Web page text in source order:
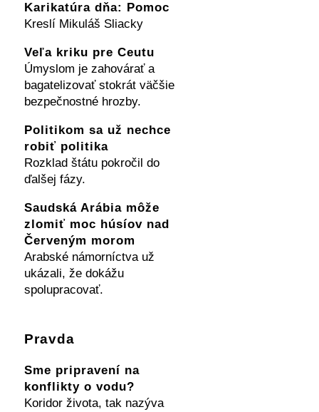
Karikatúra dňa: Pomoc
Kreslí Mikuláš Sliacky
Veľa kriku pre Ceutu
Úmyslom je zahovárať a
bagatelizovať stokrát väčšie
bezpečnostné hrozby.
Politikom sa už nechce
robiť politika
Rozklad štátu pokročil do
ďalšej fázy.
Saudská Arábia môže
zlomiť moc húsíov nad
Červeným morom
Arabské námorníctva už
ukázali, že dokážu
spolupracovať.
Pravda
Sme pripravení na
konflikty o vodu?
Koridor života, tak nazýva